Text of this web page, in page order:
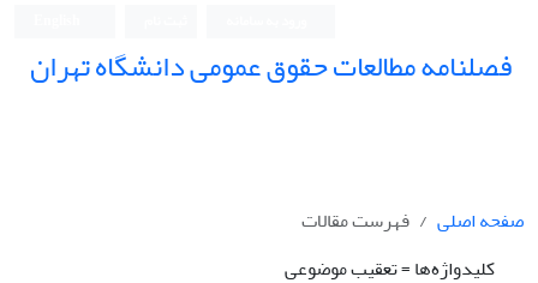
فصلنامه مطالعات حقوق عمومی دانشگاه تهران
صفحه اصلی
فهرست مقالات
کلیدواژه‌ها =تعقیب موضوعی